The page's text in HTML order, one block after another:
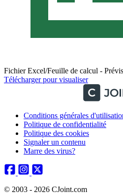
Fichier Excel/Feuille de calcul -
Télécharger pour visualiser
Conditions générales
Politique de confidentialité
Politique des cookies
Signaler un contenu
Marre des virus?
© 2003 - 2026 CJoint.com